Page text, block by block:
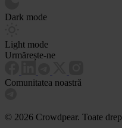
Dark mode
Light mode
Urmărește-ne
Comunitatea noastră
© 2026 Crowdpear. Toate